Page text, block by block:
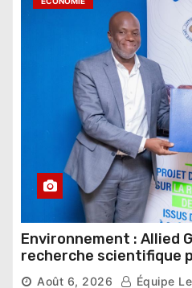
Environnement : Allied
recherche scientifique
sols de ses sites miniers
Août 6, 2026 Équipe